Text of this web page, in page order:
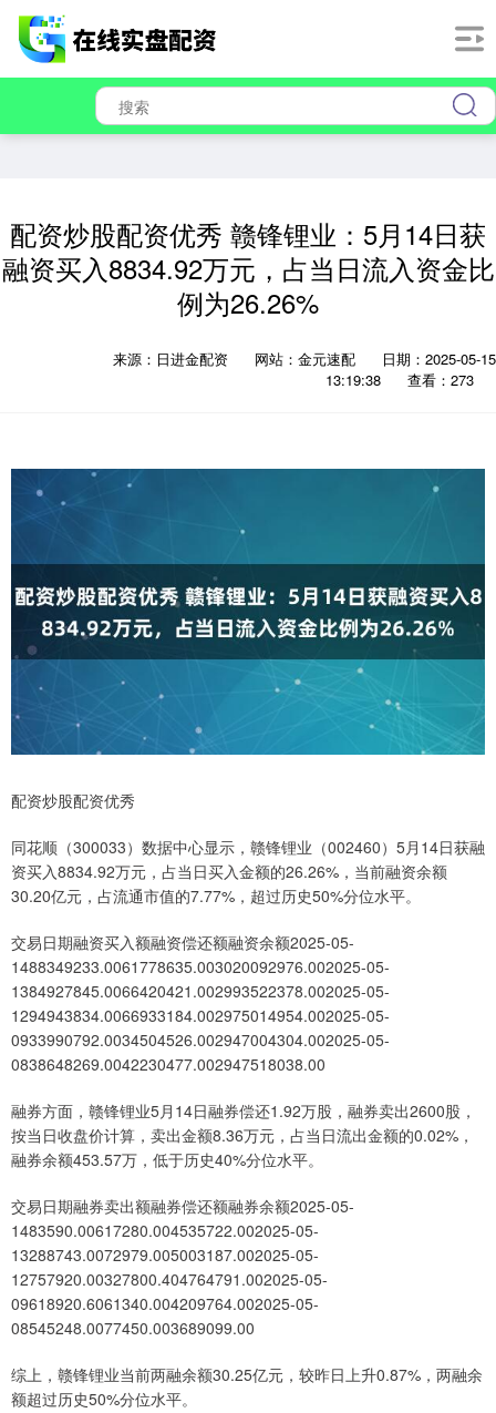
配资炒股配资优秀 赣锋锂业：5月14日获
融资买入8834.92万元，占当日流入资金比
例为26.26%
来源：日进金配资 网站：金元速配
日期：2025-05-15
13:19:38
查看：273
配资炒股配资优秀
同花顺（300033）数据中心显示，赣锋锂业（002460）5月14日获融
资买入8834.92万元，占当日买入金额的26.26%，当前融资余额
30.20亿元，占流通市值的7.77%，超过历史50%分位水平。
交易日期融资买入额融资偿还额融资余额2025-05-
1488349233.0061778635.003020092976.002025-05-
1384927845.0066420421.002993522378.002025-05-
1294943834.0066933184.002975014954.002025-05-
0933990792.0034504526.002947004304.002025-05-
0838648269.0042230477.002947518038.00
融券方面，赣锋锂业5月14日融券偿还1.92万股，融券卖出2600股，
按当日收盘价计算，卖出金额8.36万元，占当日流出金额的0.02%，
融券余额453.57万，低于历史40%分位水平。
交易日期融券卖出额融券偿还额融券余额2025-05-
1483590.00617280.004535722.002025-05-
13288743.0072979.005003187.002025-05-
12757920.00327800.404764791.002025-05-
09618920.6061340.004209764.002025-05-
08545248.0077450.003689099.00
综上，赣锋锂业当前两融余额30.25亿元，较昨日上升0.87%，两融余
额超过历史50%分位水平。